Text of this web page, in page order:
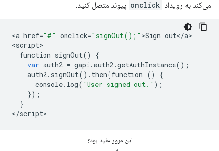
می‌کند به رویداد onclick پیوند متصل کنید.
<a href="#" onclick="signOut();" >Sign out</a>
<script
function signOut()
{
var auth2 = gapi .auth2.getAuthInstance();
auth2. signOut() . then(function ()
{
console. log( 'User signed out.' );
});
}
</script
این مرور مفید بود؟